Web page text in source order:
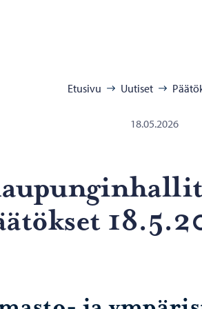
Etusivu Uutiset
18.05.2026